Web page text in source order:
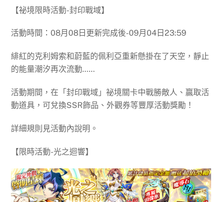
【祕境限時活動-封印戰域】
活動時間：08月08日更新完成後-09月04日23:59
緋紅的克利姆索和蔚藍的佩利亞重新懸掛在了天空，靜止
的能量潮汐再次流動……
活動期間，在「封印戰域」祕境關卡中戰勝敵人、贏取活
動道具，可兌換SSR飾品、外觀券等豐厚活動獎勵！
詳細規則見活動內說明。
【限時活動-光之迴響】